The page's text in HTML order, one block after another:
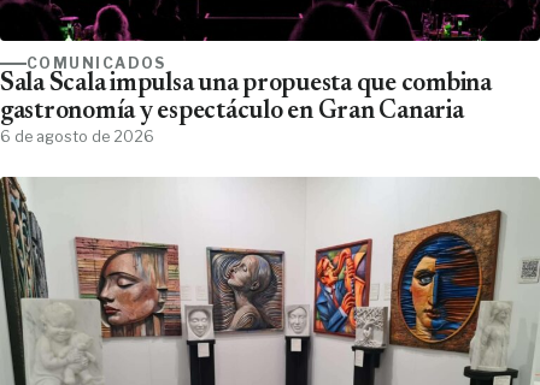
COMUNICADOS
Sala Scala impulsa una propuesta que combina
gastronomía y espectáculo en Gran Canaria
6 de agosto de 2026